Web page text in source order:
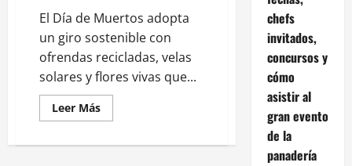
El Día de Muertos adopta
un giro sostenible con
ofrendas recicladas, velas
solares y flores vivas que...
Leer MásLeer
más
Altares
chefs
invitados,
concursos y
cómo
asistir al
gran evento
de la
panadería